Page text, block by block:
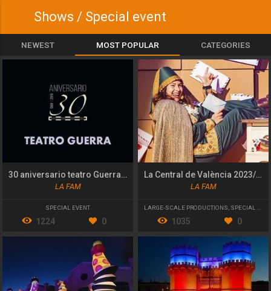
Shows / Special event
NEWEST MOST POPULAR CATEGORIES
30 aniversario teatro Guerra de Lorca
LA FAM
SPECIAL EVENT
1224 0
La Central de València 2023/24
LA FAM
LARGE-SCALE PRODUCTIONS SPECIAL EVENT
1035 0